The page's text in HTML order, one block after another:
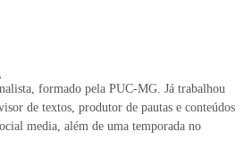
formado pela PUC-MG. Já trabalhou
de textos, produtor de pautas e conteúdos
media, além de uma temporada no